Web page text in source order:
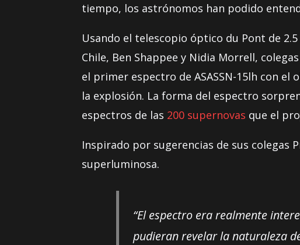
tiempo, los astrónomos han podido
Usando el telescopio óptico du Pont de
Chile, Ben Shappee y Nidia Morrell,
el primer espectro de ASASSN-15lh con
la explosión. La forma del espectro
espectros de las 200 supernovas que el
Inspirado por sugerencias de sus colegas
superluminosa.
“El espectro era realmente
pudieran revelar la naturaleza